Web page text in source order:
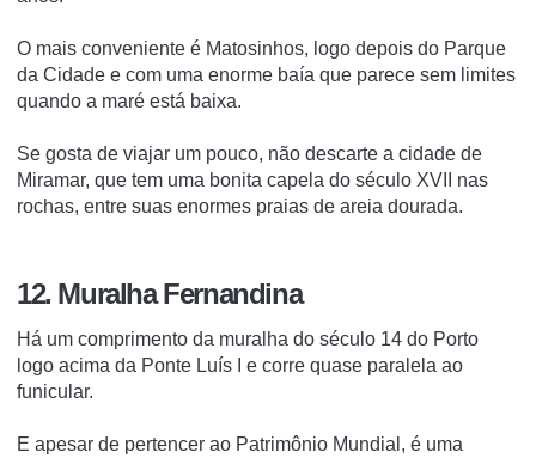
O mais conveniente é Matosinhos, logo depois do Parque
da Cidade e com uma enorme baía que parece sem limites
quando a maré está baixa.
Se gosta de viajar um pouco, não descarte a cidade de
Miramar, que tem uma bonita capela do século XVII nas
rochas, entre suas enormes praias de areia dourada.
12. Muralha Fernandina
Há um comprimento da muralha do século 14 do Porto
logo acima da Ponte Luís I e corre quase paralela ao
funicular.
E apesar de pertencer ao Patrimônio Mundial, é uma